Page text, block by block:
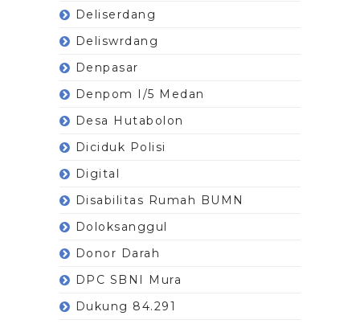
Deliserdang
Deliswrdang
Denpasar
Denpom I/5 Medan
Desa Hutabolon
Diciduk Polisi
Digital
Disabilitas Rumah BUMN
Doloksanggul
Donor Darah
DPC SBNI Mura
Dukung 84.291